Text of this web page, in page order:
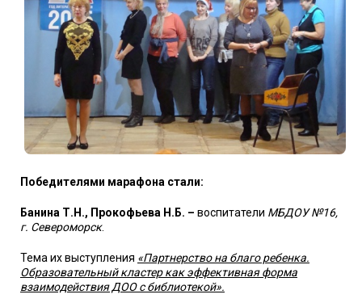
Победителями марафона стали:
Банина Т.Н., Прокофьева Н.Б. – воспитатели МБДОУ №16,
г. Североморск.
Тема их выступления «Партнерство на благо ребенка.
Образовательный кластер как эффективная форма
взаимодействия ДОО с библиотекой».